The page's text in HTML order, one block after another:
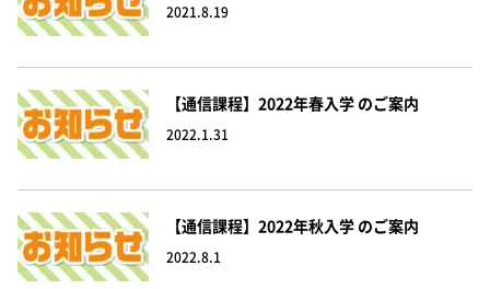
o
k
2021.8.19
【通信課程】2022年春入学 のご案内
2022.1.31
【通信課程】2022年秋入学 のご案内
2022.8.1